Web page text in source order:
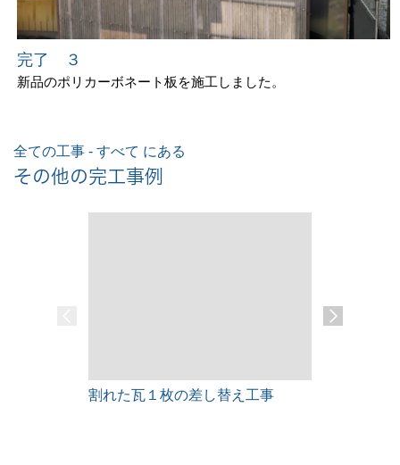
完了 ３
新品のポリカーボネート板を施工しました。
全ての工事 - すべて にある
その他の完工事例
割れた瓦１枚の差し替え工事